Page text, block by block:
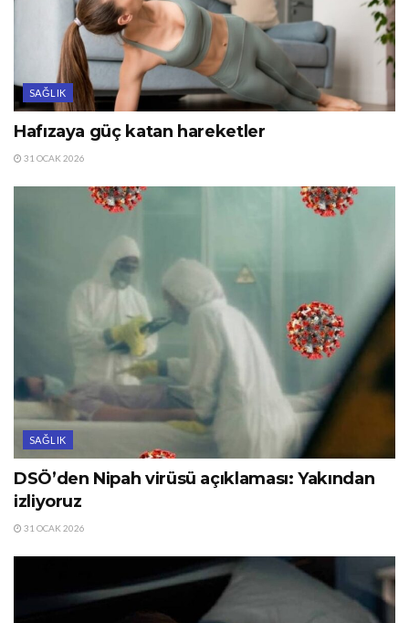
SAĞLIK
Hafızaya güç katan hareketler
31 OCAK 2026
SAĞLIK
DSÖ’den Nipah virüsü açıklaması: Yakından
izliyoruz
31 OCAK 2026